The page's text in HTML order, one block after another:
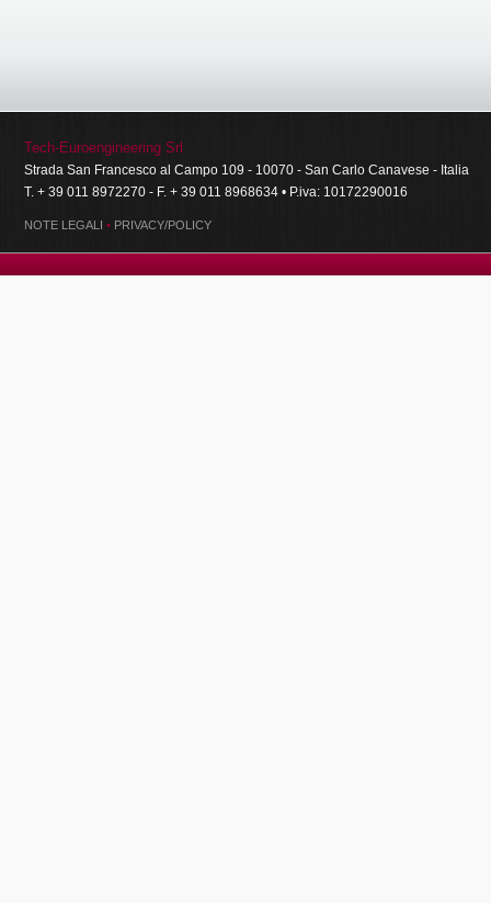
Tech-Euroengineering Srl
Strada San Francesco al Campo 109 - 10070 - San Carlo Canavese - Italia
T. + 39 011 8972270 - F. + 39 011 8968634 • P.iva: 10172290016
NOTE LEGALI • PRIVACY/POLICY